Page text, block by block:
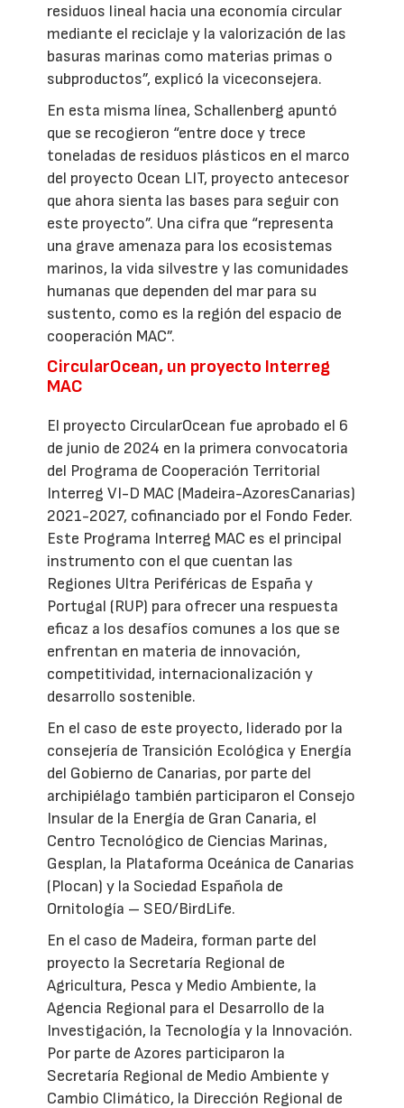
residuos lineal hacia una economía circular
mediante el reciclaje y la valorización de las
basuras marinas como materias primas o
subproductos”, explicó la viceconsejera.
En esta misma línea, Schallenberg apuntó
que se recogieron “entre doce y trece
toneladas de residuos plásticos en el marco
del proyecto Ocean LIT, proyecto antecesor
que ahora sienta las bases para seguir con
este proyecto”. Una cifra que “representa
una grave amenaza para los ecosistemas
marinos, la vida silvestre y las comunidades
humanas que dependen del mar para su
sustento, como es la región del espacio de
cooperación MAC”.
CircularOcean, un proyecto Interreg
MAC
El proyecto CircularOcean fue aprobado el 6
de junio de 2024 en la primera convocatoria
del Programa de Cooperación Territorial
Interreg VI-D MAC (Madeira-AzoresCanarias)
2021-2027, cofinanciado por el Fondo Feder.
Este Programa Interreg MAC es el principal
instrumento con el que cuentan las
Regiones Ultra Periféricas de España y
Portugal (RUP) para ofrecer una respuesta
eficaz a los desafíos comunes a los que se
enfrentan en materia de innovación,
competitividad, internacionalización y
desarrollo sostenible.
En el caso de este proyecto, liderado por la
consejería de Transición Ecológica y Energía
del Gobierno de Canarias, por parte del
archipiélago también participaron el Consejo
Insular de la Energía de Gran Canaria, el
Centro Tecnológico de Ciencias Marinas,
Gesplan, la Plataforma Oceánica de Canarias
(Plocan) y la Sociedad Española de
Ornitología – SEO/BirdLife.
En el caso de Madeira, forman parte del
proyecto la Secretaría Regional de
Agricultura, Pesca y Medio Ambiente, la
Agencia Regional para el Desarrollo de la
Investigación, la Tecnología y la Innovación.
Por parte de Azores participaron la
Secretaría Regional de Medio Ambiente y
Cambio Climático, la Dirección Regional de